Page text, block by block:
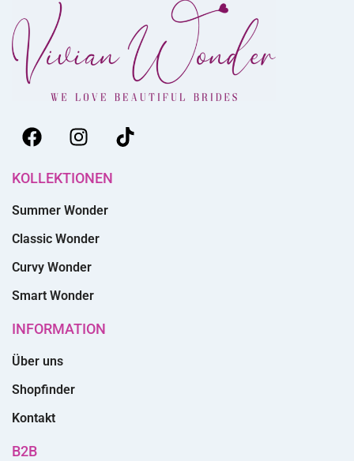
KOLLEKTIONEN
Summer Wonder
Classic Wonder
Curvy Wonder
Smart Wonder
INFORMATION
Über uns
Shopfinder
Kontakt
B2B